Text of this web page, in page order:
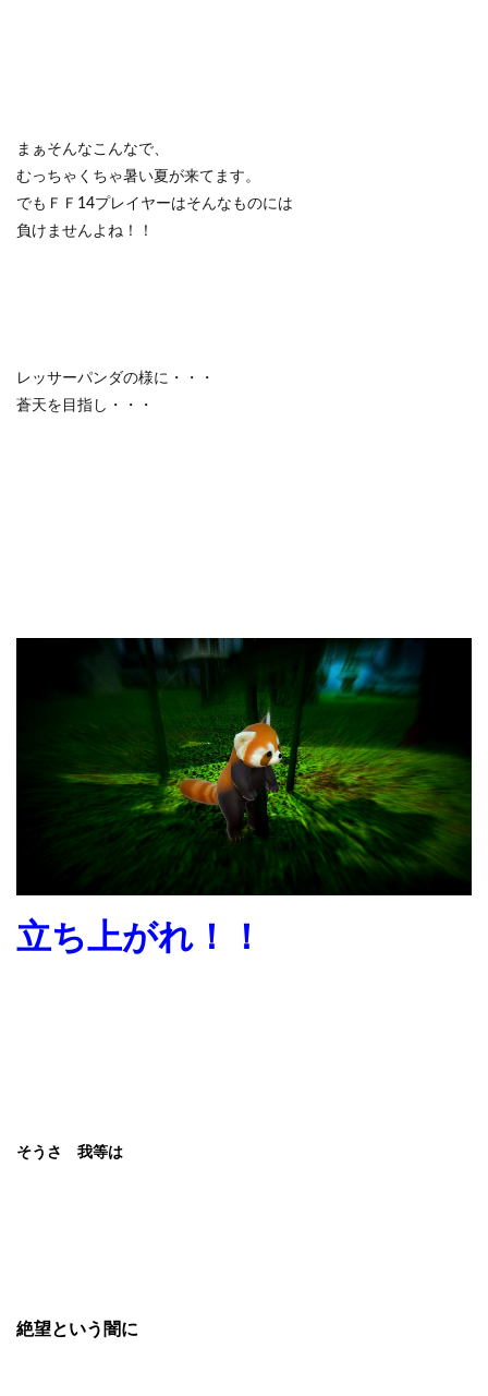
まぁそんなこんなで、
むっちゃくちゃ暑い夏が来てます。
でもＦＦ14プレイヤーはそんなものには
負けませんよね！！
レッサーパンダの様に・・・
蒼天を目指し・・・
立ち上がれ！！
そうさ 我等は
絶望という闇に